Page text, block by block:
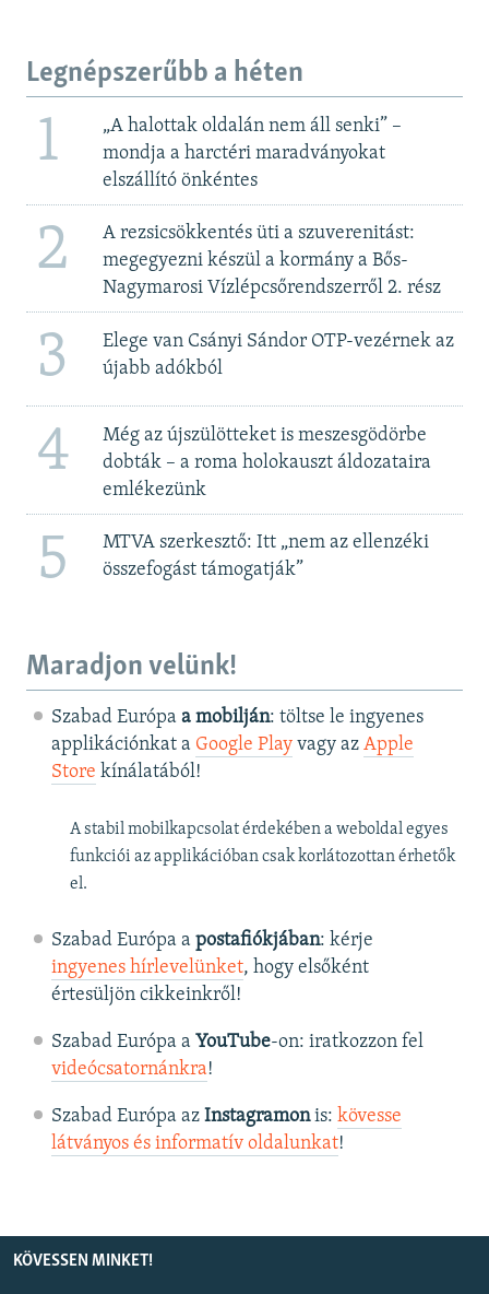
Legnépszerűbb a héten
1
„A halottak oldalán nem áll senki” –
mondja a harctéri maradványokat
elszállító önkéntes
2
A rezsicsökkentés üti a szuverenitást:
megegyezni készül a kormány a Bős-
Nagymarosi Vízlépcsőrendszerről 2. rész
3
Elege van Csányi Sándor OTP-vezérnek az
újabb adókból
4
Még az újszülötteket is meszesgödörbe
dobták – a roma holokauszt áldozataira
emlékezünk
5
MTVA szerkesztő: Itt „nem az ellenzéki
összefogást támogatják”
Maradjon velünk!
Szabad Európa a mobilján: töltse le ingyenes
applikációnkat a Google Playvagy az Apple
Store kínálatából!
A stabil mobilkapcsolat érdekében a weboldal egyes
funkciói az applikációban csak korlátozottan érhetők
el.
Szabad Európa a postafiókjában: kérje
ingyenes hírlevelünket, hogy elsőként
értesüljön cikkeinkről!
Szabad Európa a YouTube-on: iratkozzon fel
videócsatornánkra!
Szabad Európa az Instagramonis: kövesse
látványos és informatív oldalunkat! ​
KÖVESSEN MINKET!